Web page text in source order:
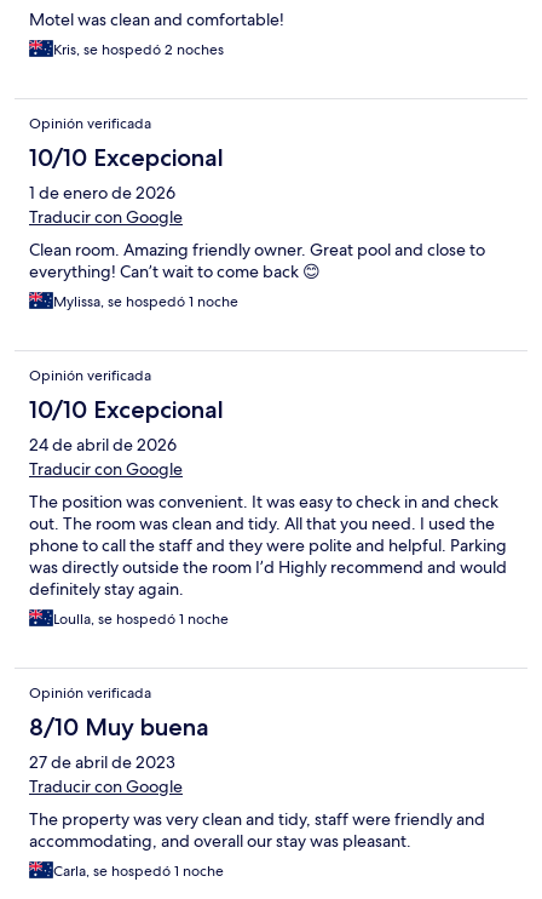
Motel was clean and comfortable!
Kris, se hospedó 2 noches
Opinión verificada
10/10 Excepcional
1 de enero de 2026
Traducir con Google
Clean room. Amazing friendly owner. Great pool and close to
everything! Can’t wait to come back 😊
Mylissa, se hospedó 1 noche
Opinión verificada
10/10 Excepcional
24 de abril de 2026
Traducir con Google
The position was convenient. It was easy to check in and check
out. The room was clean and tidy. All that you need. I used the
phone to call the staff and they were polite and helpful. Parking
was directly outside the room I’d Highly recommend and would
definitely stay again.
Loulla, se hospedó 1 noche
Opinión verificada
8/10 Muy buena
27 de abril de 2023
Traducir con Google
The property was very clean and tidy, staff were friendly and
accommodating, and overall our stay was pleasant.
Carla, se hospedó 1 noche